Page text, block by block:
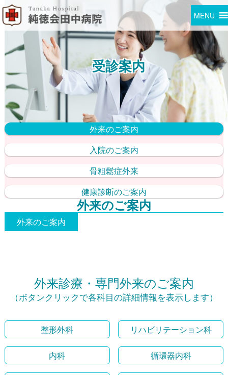
MENU
受診案内
外来のご案内
入院のご案内
骨粗鬆症外来
健康診断のご案内
外来のご案内
外来のご案内
外来診療・専門外来のご案内
（ボタンクリックで各科目の詳細情報を表示します）
整形外科 リハビリテーション科
内科 循環器内科